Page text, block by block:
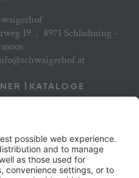
19 . 8971 Schladming -
KATALOGE